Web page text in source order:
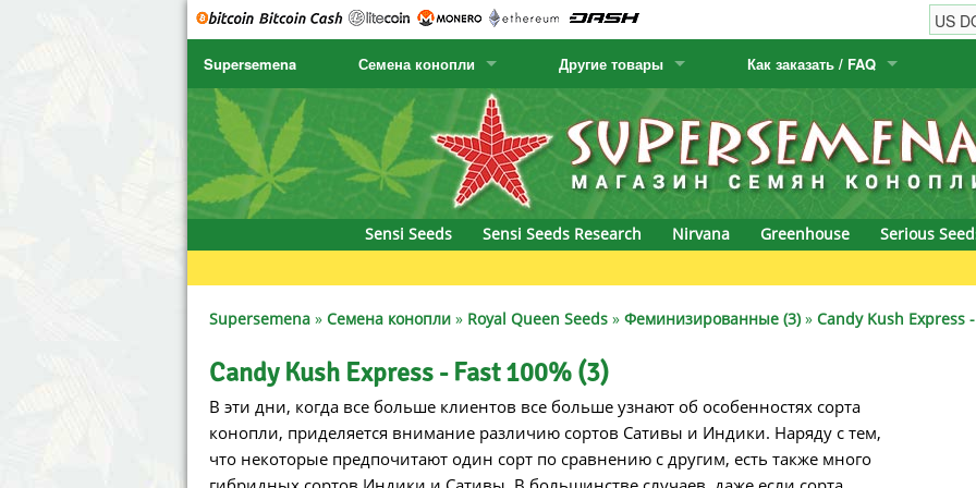
Supersemena Семена конопли
SENSI SEEDS
SENSI SEEDS RESEARCH
NIRVANA
SERIOUS SEEDS
SPLIFF SEEDS
Ace Seeds
Anaconda Seeds
CBD Crew
Chronic & Caviar
Delicious Seeds
Dr. Underground Seeds
Dutch Passion
Empire Seeds
Exotic Seeds
Humboldt Seed Company
Humboldt Seeds
Hyp3rids
krauTHCollective
La Semilla Automatica
Positronics
Prana Medical
Pyramid Seeds
Ripper Seeds
Seedsman
Другие товары
Семена кактусов
Канарские растения
Как заказать / FAQ
Как заказать
Виды / цены доставки
Sensi Seeds
Sensi Seeds Research Nirvana Greenhouse Serious
Supersemena » Семена конопли » Royal Queen Seeds » Феминизированные (3)» Candy Kush Express
Candy Kush Express - Fast 100% (3)
В эти дни, когда все больше клиентов все больше узнают об особенностях сорта
конопли, приделяется внимание различию сортов Сативы и Индики. Наряду с тем,
что некоторые предпочитают один сорт по сравнению с другим, есть также много